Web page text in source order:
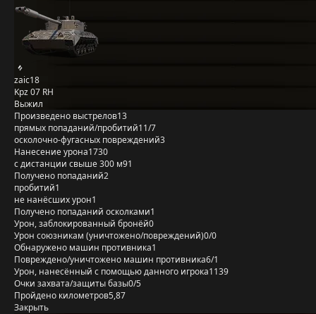
zaic18
Kpz 07 RH
Выжил
Произведено выстрелов13
прямых попаданий/пробитий11/7
осколочно-фугасных повреждений3
Нанесение урона1730
с дистанции свыше 300 м91
Получено попаданий2
пробитий1
не нанёсших урон1
Получено попаданий осколками1
Урон, заблокированный бронёй0
Урон союзникам (уничтожено/повреждений)0/0
Обнаружено машин противника1
Повреждено/уничтожено машин противника6/1
Урон, нанесённый с помощью данного игрока1139
Очки захвата/защиты базы0/5
Пройдено километров5,87
Закрыть